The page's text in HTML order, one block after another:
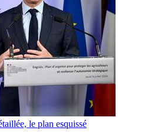
le plan esquissé